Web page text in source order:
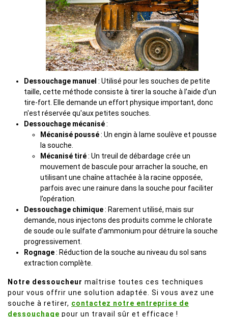
Dessouchage manuel : Utilisé pour les souches de petite
taille, cette méthode consiste à tirer la souche à l’aide d’un
tire-fort. Elle demande un effort physique important, donc
n'est réservée qu'aux petites souches.
Dessouchage mécanisé:
Mécanisé poussé: Un engin à lame soulève et pousse
la souche.
Mécanisé tiré: Un treuil de débardage crée un
mouvement de bascule pour arracher la souche, en
utilisant une chaîne attachée à la racine opposée,
parfois avec une rainure dans la souche pour faciliter
l’opération.
Dessouchage chimique: Rarement utilisé, mais sur
demande, nous injectons des produits comme le chlorate
de soude ou le sulfate d’ammonium pour détruire la souche
progressivement.
Rognage: Réduction de la souche au niveau du sol sans
extraction complète.
Notre dessoucheur maîtrise toutes ces techniques
pour vous offrir une solution adaptée. Si vous avez une
souche à retirer, contactez notre entreprise de
dessouchage pour un travail sûr et efficace !